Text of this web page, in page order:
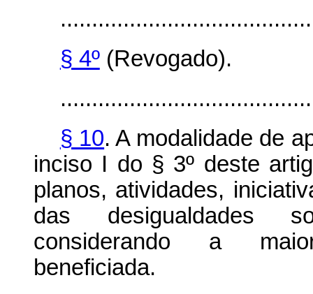
§ 4º(Revogado).
§ 10. A modalidade de
inciso I do § 3º deste
planos, atividades,
das desigualdades
considerando a
beneficiada.